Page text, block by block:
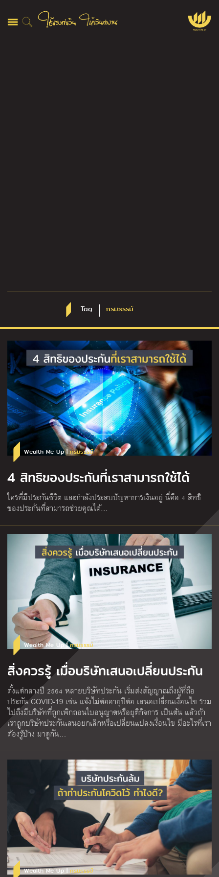
Tag กรมธรรม์
Wealth Me Up |กรมธรรม์
4 สิทธิของประกันที่เราสามารถใช้ได้
ใครที่มีประกันชีวิต และกำลังประสบปัญหาการเงินอยู่ นี่คือ 4 สิทธิ
ของประกันที่สามารถช่วยคุณได้…
Wealth Me Up |กรมธรรม์
สิ่งควรรู้ เมื่อบริษัทเสนอเปลี่ยนประกัน
ตั้งแต่กลางปี 2564 หลายบริษัทประกัน เริ่มส่งสัญญาณถึงผู้ที่ถือ
ประกัน COVID-19 เช่น แจ้งไม่ต่ออายุปีต่อ เสนอเปลี่ยนเงื่อนไข รวม
ไปถึงมีบริษัทที่ถูกเพิกถอนใบอนุญาตหรือยุติกิจการ เป็นต้น แล้วถ้า
เราถูกบริษัทประกันเสนอยกเลิกหรือเปลี่ยนแปลงเงื่อนไข มีอะไรที่เรา
ต้องรู้บ้าง มาดูกัน…
Wealth Me Up | กรมธรรม์